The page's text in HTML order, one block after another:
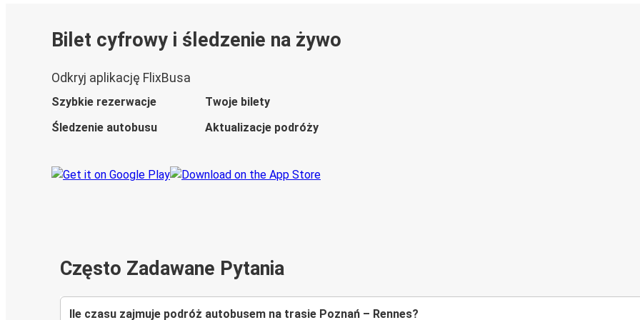
Bilet cyfrowy i śledzenie na żywo
Odkryj aplikację FlixBusa
Szybkie rezerwacje
Twoje bilety
Śledzenie autobusu
Aktualizacje podróży
Często Zadawane Pytania
Ile czasu zajmuje podróż autobusem na trasie Poznań – Rennes?